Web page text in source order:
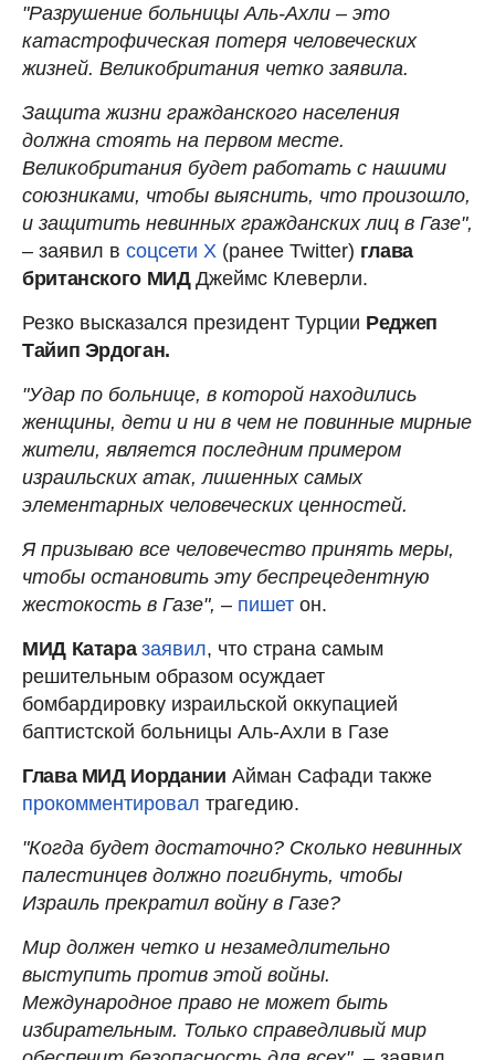
"Разрушение больницы Аль-Ахли – это
катастрофическая потеря человеческих
жизней. Великобритания четко заявила.
Защита жизни гражданского населения
должна стоять на первом месте.
Великобритания будет работать с нашими
союзниками, чтобы выяснить, что произошло,
и защитить невинных гражданских лиц в Газе",
– заявил в соцсети X (ранее Twitter) глава
британского МИДДжеймс Клеверли.
Резко высказался президент Турции Реджеп
Тайип Эрдоган.
"Удар по больнице, в которой находились
женщины, дети и ни в чем не повинные мирные
жители, является последним примером
израильских атак, лишенных самых
элементарных человеческих ценностей.
Я призываю все человечество принять меры,
чтобы остановить эту беспрецедентную
жестокость в Газе", – пишет он.
МИД Катара заявил, что страна самым
решительным образом осуждает
бомбардировку израильской оккупацией
баптистской больницы Аль-Ахли в Газе
Глава МИД Иордании Айман Сафади также
прокомментировал трагедию.
"Когда будет достаточно? Сколько невинных
палестинцев должно погибнуть, чтобы
Израиль прекратил войну в Газе?
Мир должен четко и незамедлительно
выступить против этой войны.
Международное право не может быть
избирательным. Только справедливый мир